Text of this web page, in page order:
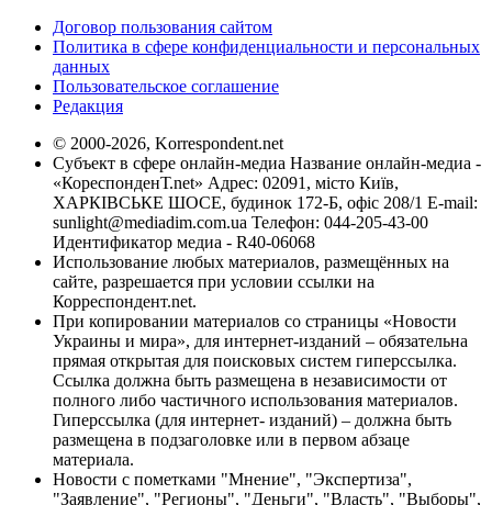
Договор пользования сайтом
Политика в сфере конфиденциальности и персональных
данных
Пользовательское соглашение
Редакция
© 2000-2026, Korrespondent.net
Субъект в сфере онлайн-медиа Название онлайн-медиа -
«КореспонденТ.net» Адрес: 02091, місто Київ,
ХАРКІВСЬКЕ ШОСЕ, будинок 172-Б, офіс 208/1 E-mail:
sunlight@mediadim.com.ua Телефон: 044-205-43-00
Идентификатор медиа - R40-06068
Использование любых материалов, размещённых на
сайте, разрешается при условии ссылки на
Корреспондент.net.
При копировании материалов со страницы «Новости
Украины и мира», для интернет-изданий – обязательна
прямая открытая для поисковых систем гиперссылка.
Ссылка должна быть размещена в независимости от
полного либо частичного использования материалов.
Гиперссылка (для интернет- изданий) – должна быть
размещена в подзаголовке или в первом абзаце
материала.
Новости с пометками "Мнение", "Экспертиза",
"Заявление", "Регионы", "Деньги", "Власть", "Выборы",